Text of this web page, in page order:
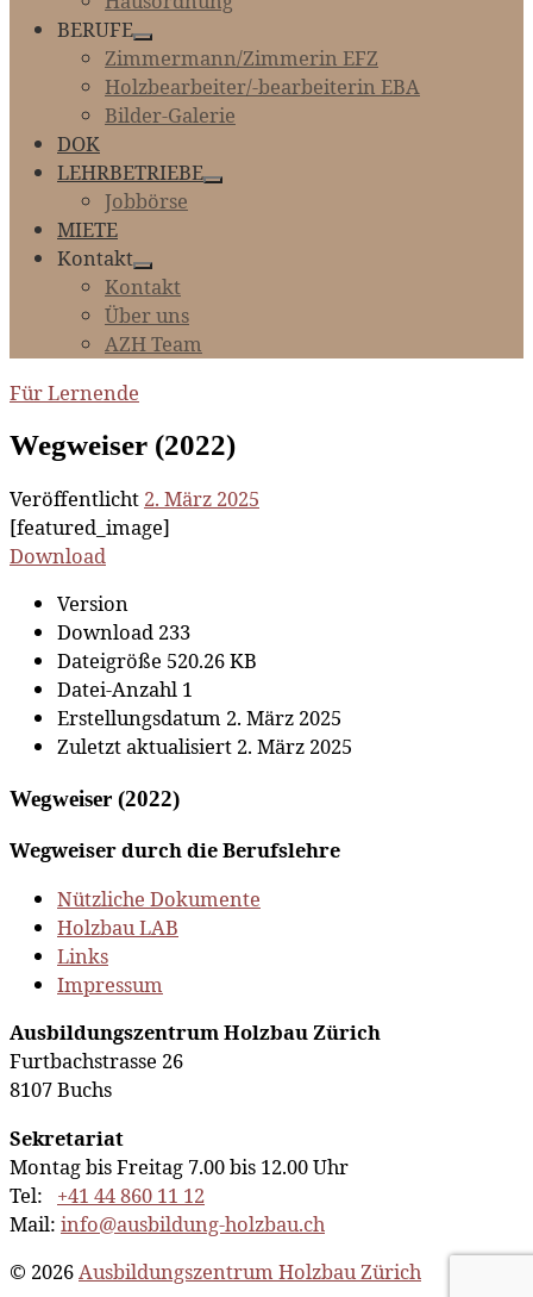
BERUFE
Zimmermann/Zimmerin EFZ
Holzbearbeiter/-bearbeiterin EBA
Bilder-Galerie
DOK
LEHRBETRIEBE
Jobbörse
MIETE
Kontakt
Kontakt
Über uns
AZH Team
Für Lernende
Wegweiser (2022)
Veröffentlicht 2. März 2025
[featured_image]
Download
Version
Download 233
Dateigröße 520.26 KB
Datei-Anzahl 1
Erstellungsdatum 2. März 2025
Zuletzt aktualisiert 2. März 2025
Wegweiser (2022)
Wegweiser durch die Berufslehre
Nützliche Dokumente
Holzbau LAB
Links
Impressum
Ausbildungszentrum Holzbau Zürich
Furtbachstrasse 26
8107 Buchs
Sekretariat
Montag bis Freitag 7.00 bis 12.00 Uhr
Tel: +41 44 860 11 12
Mail: info@ausbildung-holzbau.ch
© 2026Ausbildungszentrum Holzbau Zürich